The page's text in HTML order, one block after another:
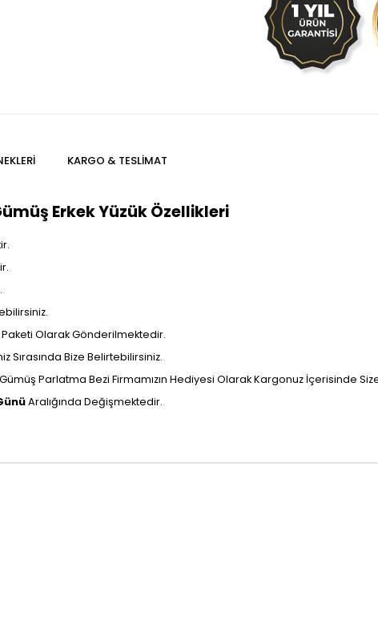
KARGO & TESLIMAT
Erkek Yüzük Özellikleri
Paketi Olarak Gönderilmektedir.
Sırasında Bize Belirtebilirsiniz.
Parlatma Bezi Firmamızın Hediyesi Olarak Kargonuz İçerisinde Size
Aralığında Değişmektedir.